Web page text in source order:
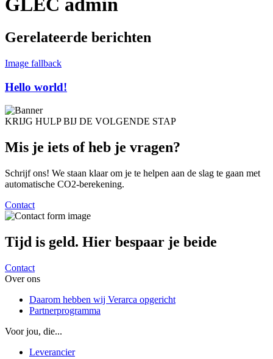
GLEC admin
Gerelateerde berichten
Image fallback
Hello world!
KRIJG HULP BIJ DE VOLGENDE STAP
Mis je iets of heb je vragen?
Schrijf ons! We staan klaar om je te helpen aan de slag te gaan met
automatische CO2-berekening.
Contact
Tijd is geld. Hier bespaar je beide
Contact
Over ons
Daarom hebben wij Verarca opgericht
Partnerprogramma
Voor jou, die...
Leverancier